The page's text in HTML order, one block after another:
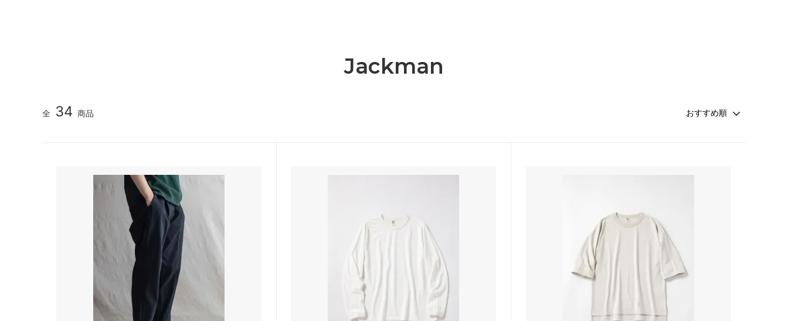
ROLLING DUB TRIO
A PIECE OF CHIC
USED
Jackman
全 34 商品